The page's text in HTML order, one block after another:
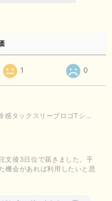
1 0
【QTUME／クチューム】冷感タックスリーブロゴTシャツ（ライトグレー）
文後3日位で届きました。手
機会があれば利用したいと思